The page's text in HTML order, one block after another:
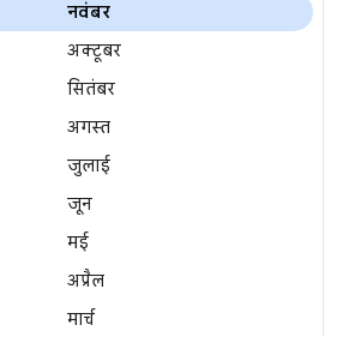
नवंबर
अक्टूबर
सितंबर
अगस्त
जुलाई
जून
मई
अप्रैल
मार्च